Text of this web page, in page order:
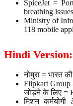
SpiceJet =
breathing issues
Ministry of
118 mobile
Hindi Version:
नोमुरा = भारत
Flipkart Group
जोड़ने के लिए =
मिशन कर्मयोगी